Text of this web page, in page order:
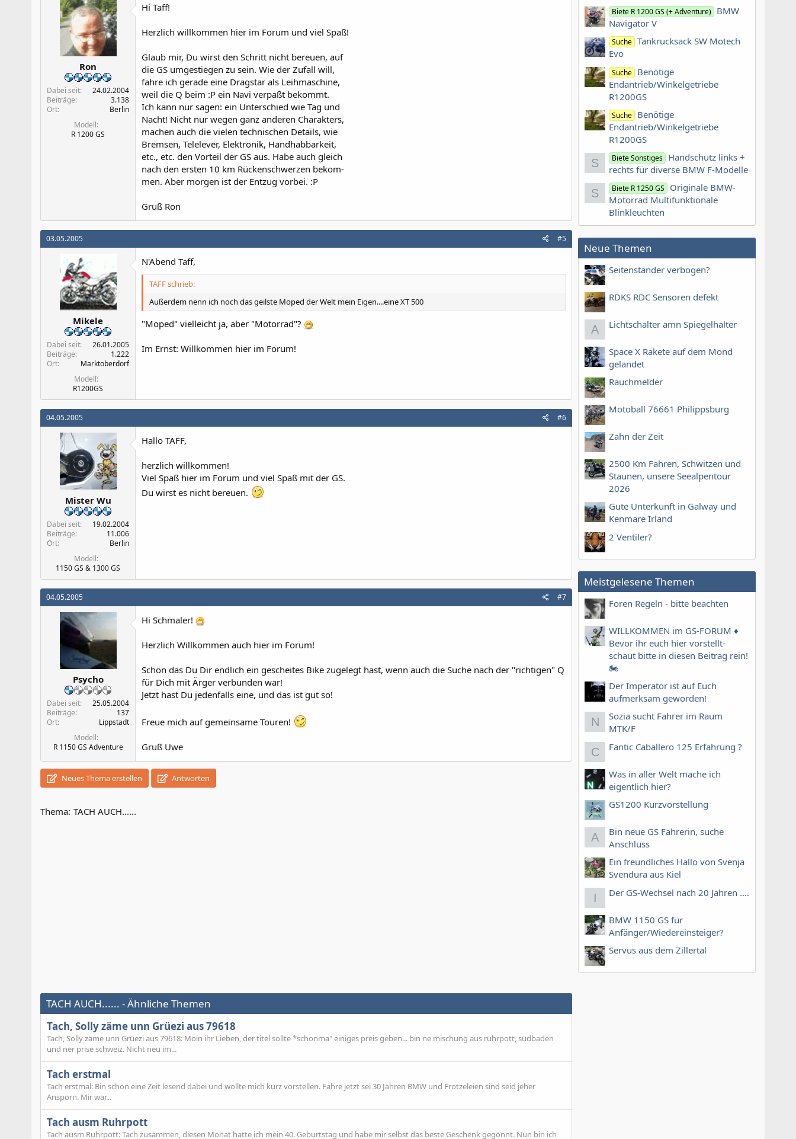
Ron
Dabei seit
24.02.2004
Beiträge
3.138
Ort
Berlin
Modell
R 1200 GS
Hi Taff!
Herzlich willkommen hier im Forum und viel Spaß!
Glaub mir, Du wirst den Schritt nicht bereuen, auf
die GS umgestiegen zu sein. Wie der Zufall will,
fahre ich gerade eine Dragstar als Leihmaschine,
weil die Q beim :P ein Navi verpaßt bekommt.
Ich kann nur sagen: ein Unterschied wie Tag und
Nacht! Nicht nur wegen ganz anderen Charakters,
machen auch die vielen technischen Details, wie
Bremsen, Telelever, Elektronik, Handhabbarkeit,
etc., etc. den Vorteil der GS aus. Habe auch gleich
nach den ersten 10 km Rückenschwerzen bekom-
men. Aber morgen ist der Entzug vorbei. :P
Gruß Ron
03.05.2005 #5
Mikele
Dabei seit
26.01.2005
Beiträge
1.222
Ort
Marktoberdorf
Modell
R1200GS
N'Abend Taff,
TAFF schrieb:
Außerdem nenn ich noch das geilste Moped der Welt mein Eigen....eine XT 500
"Moped" vielleicht ja, aber "Motorrad"?
Im Ernst: Willkommen hier im Forum!
04.05.2005 #6
Mister Wu
Dabei seit
19.02.2004
Beiträge
11.006
Ort
Berlin
Modell
1150 GS & 1300 GS
Hallo TAFF,
herzlich willkommen!
Viel Spaß hier im Forum und viel Spaß mit der GS.
Du wirst es nicht bereuen.
04.05.2005 #7
Psycho
Dabei seit
25.05.2004
Beiträge
137
Ort
Lippstadt
Modell
R 1150 GS Adventure
Hi Schmaler!
Herzlich Willkommen auch hier im Forum!
Schön das Du Dir endlich ein gescheites Bike zugelegt hast, wenn auch die Suche nach der "richtigen" Q
für Dich mit Ärger verbunden war!
Jetzt hast Du jedenfalls eine, und das ist gut so!
Freue mich auf gemeinsame Touren!
Gruß Uwe
Neues Thema erstellen Antworten
Thema: TACH AUCH......
TACH AUCH...... - Ähnliche Themen
Tach, Solly zäme unn Grüezi aus 79618
Tach, Solly zäme unn Grüezi aus 79618: Moin ihr Lieben, der titel sollte *schonma" einiges preis geben... bin ne mischung aus ruhrpott, südbaden
und ner prise schweiz. Nicht neu im...
Tach erstmal
Tach erstmal: Bin schon eine Zeit lesend dabei und wollte mich kurz vorstellen. Fahre jetzt sei 30 Jahren BMW und Frotzeleien sind seid jeher
Ansporn. Mir war...
Tach ausm Ruhrpott
Tach ausm Ruhrpott: Tach zusammen, diesen Monat hatte ich mein 40. Geburtstag und habe mir selbst das beste Geschenk gegönnt. Nun bin ich
Biete R 1200 GS (+ Adventure) BMW
Navigator V
Suche Tankrucksack SW Motech
Evo
Suche Benötige
Endantrieb/Winkelgetriebe
R1200GS
Suche Benötige
Endantrieb/Winkelgetriebe
R1200GS
S Biete Sonstiges Handschutz links +
rechts für diverse BMW F-Modelle
S Biete R 1250 GS
Originale BMW-
Motorrad Multifunktionale
Blinkleuchten
Neue Themen
Seitenständer verbogen?
RDKS RDC Sensoren defekt
A Lichtschalter amn Spiegelhalter
Space X Rakete auf dem Mond
gelandet
Rauchmelder
Motoball 76661 Philippsburg
Zahn der Zeit
2500 Km Fahren, Schwitzen und
Staunen, unsere Seealpentour
2026
Gute Unterkunft in Galway und
Kenmare Irland
2 Ventiler?
Meistgelesene Themen
Foren Regeln - bitte beachten
WILLKOMMEN im GS-FORUM ♦️
Bevor ihr euch hier vorstellt-
schaut bitte in diesen Beitrag rein!
🏍
Der Imperator ist auf Euch
aufmerksam geworden!
N
Sozia sucht Fahrer im Raum
MTK/F
C Fantic Caballero 125 Erfahrung ?
Was in aller Welt mache ich
eigentlich hier?
GS1200 Kurzvorstellung
A
Bin neue GS Fahrerin, suche
Anschluss
Ein freundliches Hallo von Svenja
Svendura aus Kiel
I Der GS-Wechsel nach 20 Jahren ....
BMW 1150 GS für
Anfänger/Wiedereinsteiger?
Servus aus dem Zillertal